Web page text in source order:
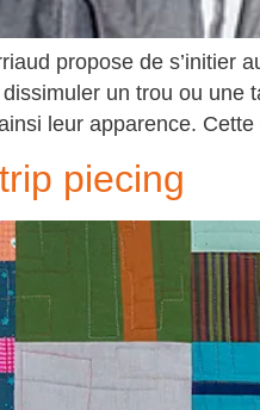
propose de s’initier
un trou ou une
leur apparence.
piecing